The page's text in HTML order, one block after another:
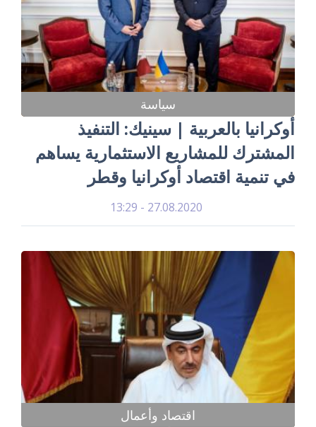
سياسة
أوكرانيا بالعربية | سينيك: التنفيذ
المشترك للمشاريع الاستثمارية يساهم
في تنمية اقتصاد أوكرانيا وقطر
27.08.2020 - 13:29
اقتصاد وأعمال